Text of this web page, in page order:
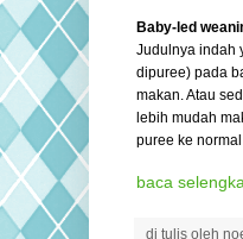
Baby-led
Judulnya indah
dipuree) pada
makan. Atau
lebih mudah
puree ke normal
baca
di tulis oleh